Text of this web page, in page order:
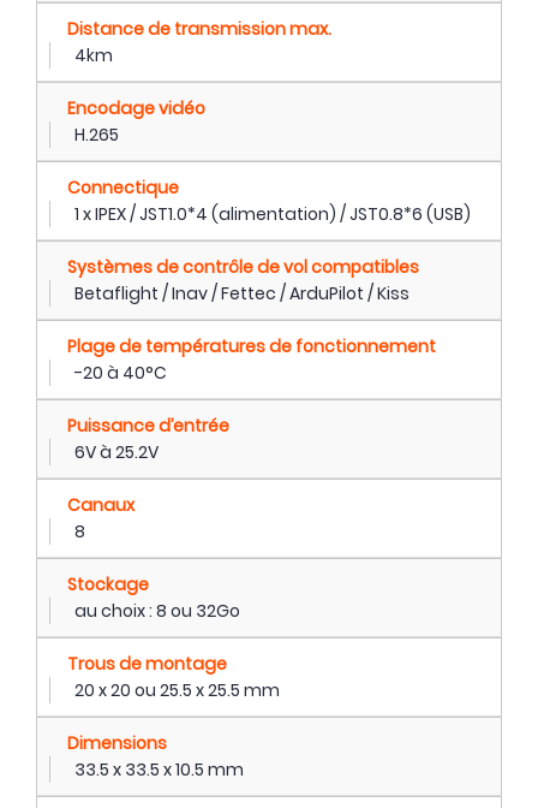
Distance de transmission max.
4km
Encodage vidéo
H.265
Connectique
1 x IPEX / JST1.0*4 (alimentation) / JST0.8*6 (USB)
Systèmes de contrôle de vol compatibles
Betaflight / Inav / Fettec / ArduPilot / Kiss
Plage de températures de fonctionnement
-20 à 40°C
Puissance d’entrée
6V à 25.2V
Canaux
8
Stockage
au choix : 8 ou 32Go
Trous de montage
20 x 20 ou 25.5 x 25.5 mm
Dimensions
33.5 x 33.5 x 10.5 mm